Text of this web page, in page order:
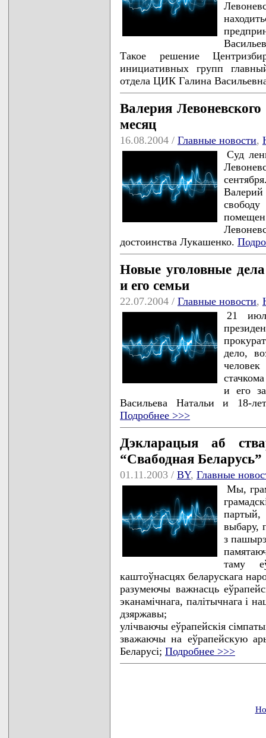
Такое решение
инициативных групп
отдела ЦИК Галина
Валерия
месяц
16.08.2004 / Главные новости,
Суд
достоинства Лукашенко.
Новые уголовные
и его семьи
22.07.2004 / Главные новости,
21
дело,
и его
Васильева Натальи и 18-
Подробнее >>>
Дэкларацыя аб
“Свабодная
01.11.2003 / BY, Главные
Мы,
партый,
выбару,
з
таму
каштоўнасцях беларускага
разумеючы важнасць
эканамічнага, палітычнага і
дзяржавы;
улічваючы еўрапейскія
зважаючы на еўрапейскую
Беларусі; Подробнее >>>